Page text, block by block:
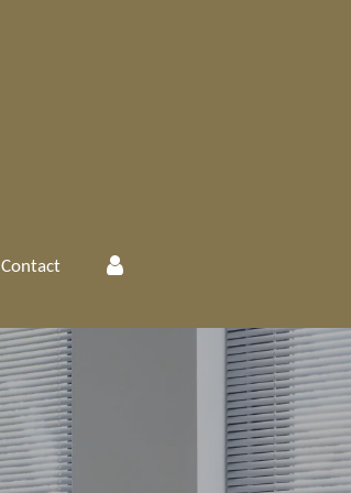
Contact